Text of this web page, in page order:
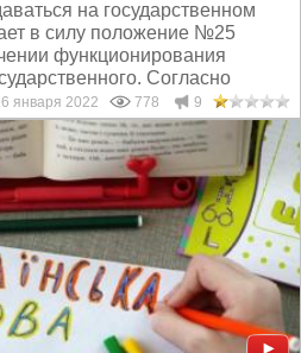
на государственном
в силу положение №25
функционирования
Согласно
января 2022 778 9